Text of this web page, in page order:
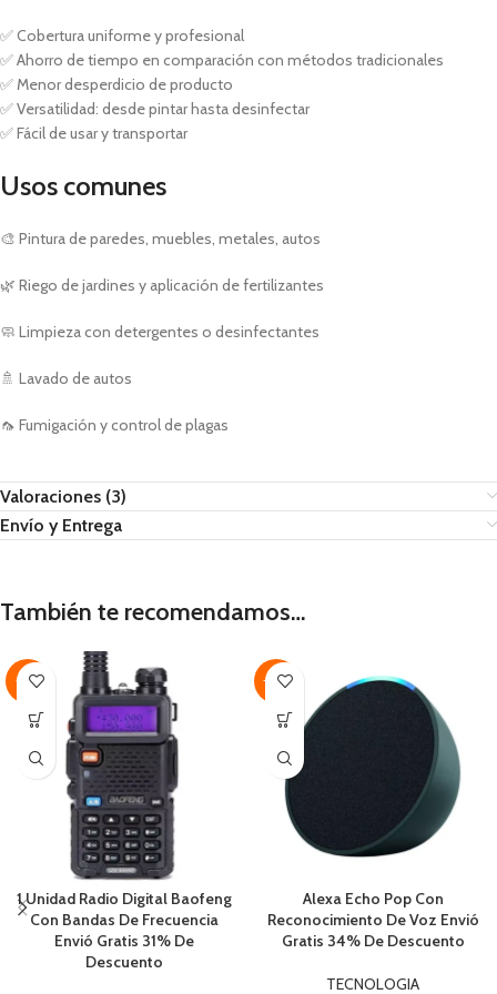
✅ Cobertura uniforme y profesional
✅ Ahorro de tiempo en comparación con métodos tradicionales
✅ Menor desperdicio de producto
✅ Versatilidad: desde pintar hasta desinfectar
✅ Fácil de usar y transportar
Usos comunes
🎨 Pintura de paredes, muebles, metales, autos
🌿 Riego de jardines y aplicación de fertilizantes
🧼 Limpieza con detergentes o desinfectantes
🚿 Lavado de autos
🦟 Fumigación y control de plagas
Valoraciones (3)
Envío y Entrega
También te recomendamos…
-31%
1 Unidad Radio Digital Baofeng
Con Bandas De Frecuencia
Envió Gratis 31% De
Descuento
-34%
Alexa Echo Pop Con
Reconocimiento De Voz Envió
Gratis 34% De Descuento
TECNOLOGIA